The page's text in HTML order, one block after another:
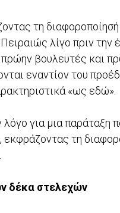
τη διαφοροποίησή
λίγο πριν
βουλευτές και
εναντίον του
«ως εδώ».
για μια παράταξη
εκφράζοντας τη
δέκα στελεχών